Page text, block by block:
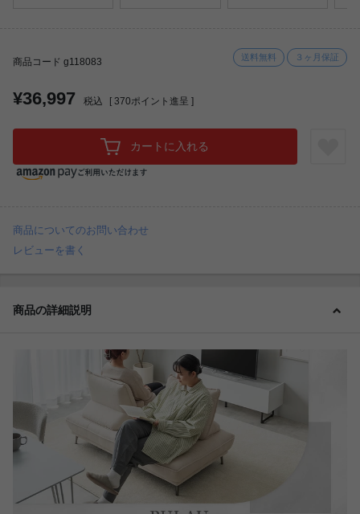
商品コード g118083 送料無料 ３ヶ月保証
¥36,997 税込 [ 370ポイント進呈 ]
カートに入れる
商品についてのお問い合わせ
レビューを書く
商品の詳細説明